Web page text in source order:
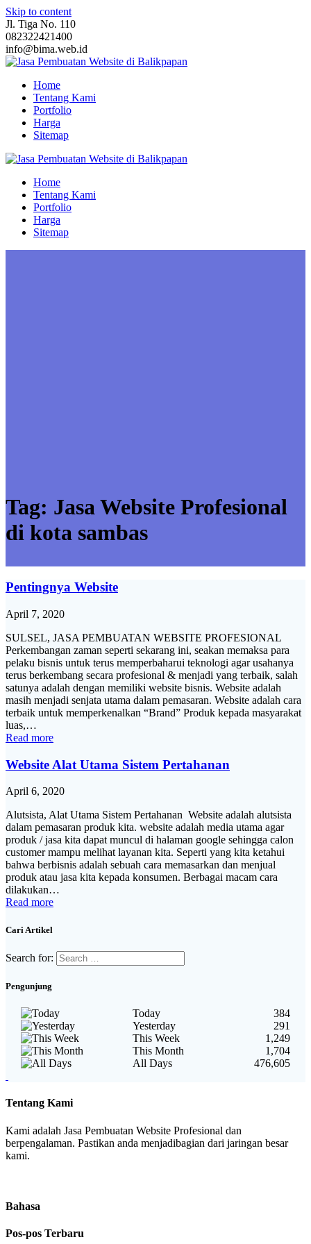
Skip to content
Jl. Tiga No. 110
082322421400
info@bima.web.id
Home
Tentang Kami
Portfolio
Harga
Sitemap
Home
Tentang Kami
Portfolio
Harga
Sitemap
Tag: Jasa Website Profesional
di kota sambas
Pentingnya Website
April 7, 2020
SULSEL, JASA PEMBUATAN WEBSITE PROFESIONAL
Perkembangan zaman seperti sekarang ini, seakan memaksa para
pelaku bisnis untuk terus memperbaharui teknologi agar usahanya
terus berkembang secara profesional & menjadi yang terbaik, salah
satunya adalah dengan memiliki website bisnis. Website adalah
masih menjadi senjata utama dalam pemasaran. Website adalah cara
terbaik untuk memperkenalkan “Brand” Produk kepada masyarakat
luas,…
Read more
Website Alat Utama Sistem Pertahanan
April 6, 2020
Alutsista, Alat Utama Sistem Pertahanan Website adalah alutsista
dalam pemasaran produk kita. website adalah media utama agar
produk / jasa kita dapat muncul di halaman google sehingga calon
customer mampu melihat layanan kita. Seperti yang kita ketahui
bahwa berbisnis adalah sebuah cara memasarkan dan menjual
produk atau jasa kita kepada konsumen. Berbagai macam cara
dilakukan…
Read more
Cari Artikel
Search for:
Pengunjung
Today
384
Yesterday
291
This Week
1,249
This Month
1,704
All Days
476,605
Tentang Kami
Kami adalah Jasa Pembuatan Website Profesional dan
berpengalaman. Pastikan anda menjadibagian dari jaringan besar
kami.
Bahasa
Pos-pos Terbaru